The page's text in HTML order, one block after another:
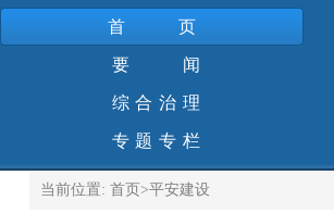
首页
要 闻
综合治理
专题专栏
当前位置: 首页 >平安建设